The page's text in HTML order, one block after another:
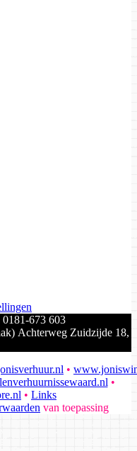
0181-673 603
Achterweg Zuidzijde 18,
•
•
• Links
van toepassing